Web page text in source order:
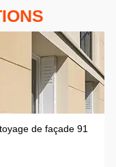
de façade 91